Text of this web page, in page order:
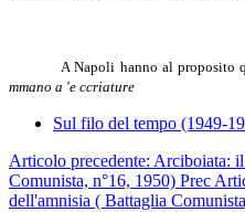
A Napoli hanno al proposito
mmano a 'e ccriature
Sul filo del tempo (1949-
Articolo precedente: Arciboiata:
Comunista, n°16, 1950) Prec
dell'amnisia ( Battaglia